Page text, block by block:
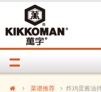
菜谱推荐 炸鸡蛋酱油